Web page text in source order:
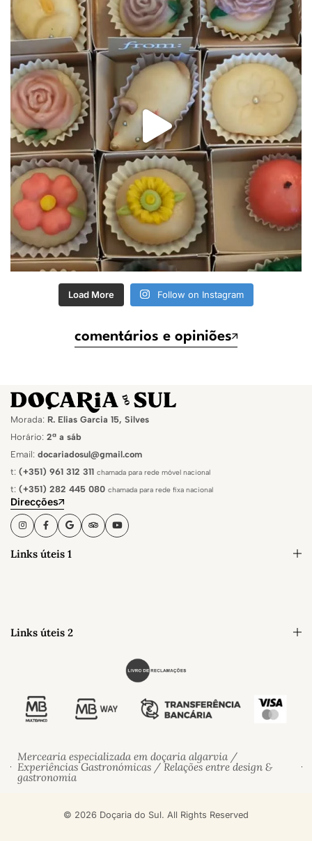
Load More Follow on Instagram
comentários e opiniões
Morada: R. Elias Garcia 15, Silves
Horário: 2ª a sáb
Email: docariadosul@gmail.com
t: (+351) 961 312 311 chamada para rede móvel nacional
t: (+351) 282 445 080 chamada para rede fixa nacional
Direcções
Links úteis 1
Links úteis 2
Mercearia especializada em doçaria algarvia /
Experiências Gastronómicas / Relações entre design &
gastronomia
© 2026 Doçaria do Sul. All Rights Reserved